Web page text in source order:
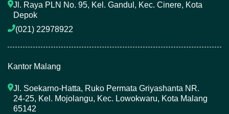
Jl. Raya PLN No. 95, Kel. Gandul, Kec. Cinere, Kota
Depok
(021) 22978922
Kantor Malang
Jl. Soekarno-Hatta, Ruko Permata Griyashanta NR.
24-25, Kel. Mojolangu, Kec. Lowokwaru, Kota Malang
65142